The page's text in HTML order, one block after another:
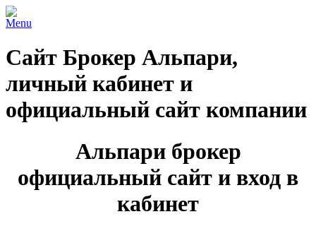
Menu
Сайт Брокер Альпари,
личный кабинет и
официальный сайт компании
Альпари брокер
официальный сайт и вход в
кабинет